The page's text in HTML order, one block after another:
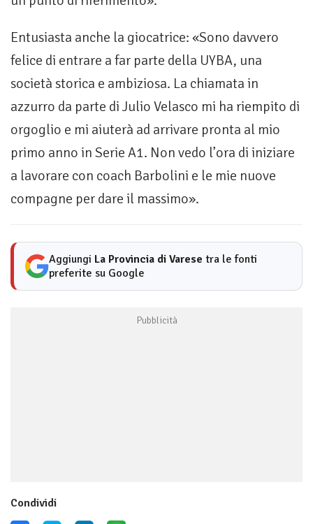
Entusiasta anche la giocatrice: «Sono davvero
felice di entrare a far parte della UYBA, una
società storica e ambiziosa. La chiamata in
azzurro da parte di Julio Velasco mi ha riempito di
orgoglio e mi aiuterà ad arrivare pronta al mio
primo anno in Serie A1. Non vedo l’ora di iniziare
a lavorare con coach Barbolini e le mie nuove
compagne per dare il massimo».
Aggiungi La Provincia di Varese tra le fonti
preferite su Google
Condividi